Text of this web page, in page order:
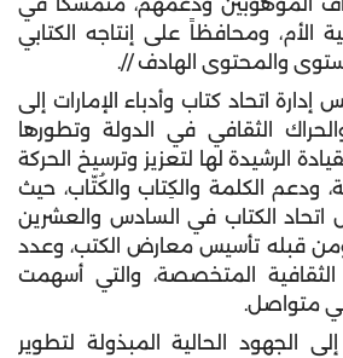
الأم، ومحافظاً على إنتاجه الكتابي
والمحتوى الهادف //.
اتحاد كتاب وأدباء الإمارات إلى
الثقافي في الدولة وتطورها
الرشيدة لها لتعزيز وترسيخ الحركة
ودعم الكلمة والكِتاب والكُتّاب، حيث
اتحاد الكتاب في السادس والعشرين
1984، ومن قبله تأسيس معارض الكتب، وعدد
المتخصصة، والتي أسهمت
متواصل.
الجهود الحالية المبذولة لتطوير